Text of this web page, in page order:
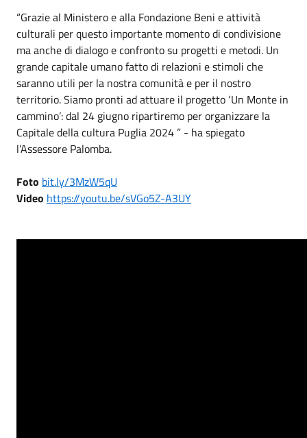
“Grazie al Ministero e alla Fondazione Beni e attività
culturali per questo importante momento di condivisione
ma anche di dialogo e confronto su progetti e metodi. Un
grande capitale umano fatto di relazioni e stimoli che
saranno utili per la nostra comunità e per il nostro
territorio. Siamo pronti ad attuare il progetto ‘Un Monte in
cammino’: dal 24 giugno ripartiremo per organizzare la
Capitale della cultura Puglia 2024 ” - ha spiegato
l’Assessore Palomba.
Foto bit.ly/3MzW5qU
Video https://youtu.be/sVGo5Z-A3UY